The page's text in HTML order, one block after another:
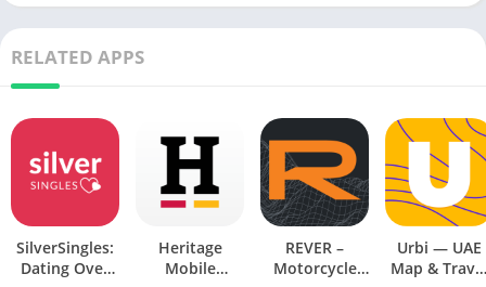
RELATED APPS
SilverSingles:
Dating Over
Heritage
Mobile
REVER –
Motorcycle
Urbi — UAE
Map &